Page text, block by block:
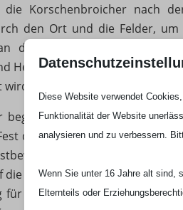
die Korschenbroicher nach
den Ort und die Felder,
diese Pfingstprozession am
Heimatfestes „Unges
die
durch das Wetter. „Die
und geflügeltes
jahrhundertealte
das Gedeihen unserer
Diese Website verwendet
Funktionalität der Website
analysieren und zu verbessern.
Wenn Sie unter 16 Jahre alt sind,
Elternteils oder